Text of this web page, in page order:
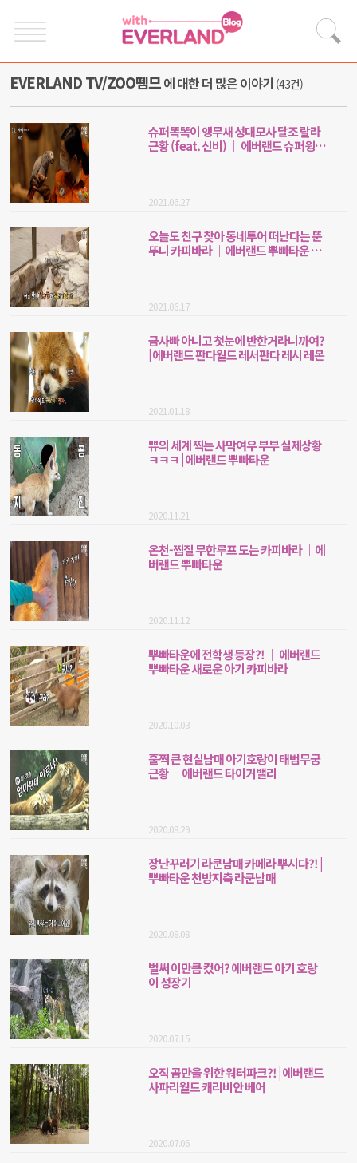
EVERLAND TV/ZOO뗌므에 대한 더 많은 이야기 (43건)
슈퍼똑똑이 앵무새 성대모사 달조 랄라
근황 (feat. 신비) ｜ 에버랜드 슈퍼윙스
2021.06.27
오늘도 친구 찾아 동네투어 떠난다는 뚠
뚜니 카피바라 ｜에버랜드 뿌빠타운 친
2021.06.17
금사빠 아니고 첫눈에 반한거라니까여?
| 에버랜드 판다월드 레서판다 레시 레몬
2021.01.18
쀼의 세계 찍는 사막여우 부부 실제상황
ㅋㅋㅋ | 에버랜드 뿌빠타운
2020.11.21
온천-찜질 무한루프 도는 카피바라 ｜에
버랜드 뿌빠타운
2020.11.12
뿌빠타운에 전학생 등장?! ｜ 에버랜드
뿌빠타운 새로운 아기 카피바라
2020.10.03
훌쩍 큰 현실남매 아기호랑이 태범무궁
근황｜ 에버랜드 타이거밸리
2020.08.29
장난꾸러기 라쿤남매 카메라 뿌시다?! |
뿌빠타운 천방지축 라쿤남매
2020.08.08
벌써 이만큼 컸어? 에버랜드 아기 호랑
이 성장기
2020.07.15
오직 곰만을 위한 워터파크?! | 에버랜드
사파리월드 캐리비안 베어
2020.07.06